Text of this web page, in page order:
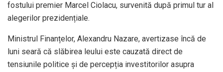
fostului premier Marcel Ciolacu, survenită după primul tur al
alegerilor prezidențiale.
Ministrul Finanțelor, Alexandru Nazare, avertizase încă de
luni seară că slăbirea leului este cauzată direct de
tensiunile politice și de percepția investitorilor asupra